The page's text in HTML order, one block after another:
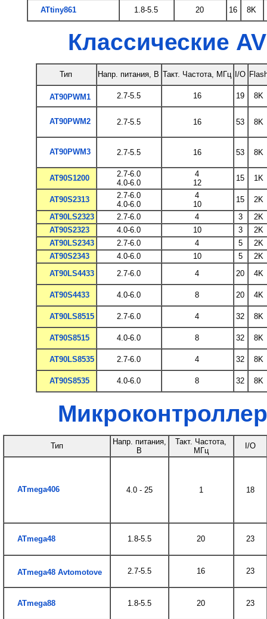
ATtiny861 1.8-5.5 20 16 8K
Классические
Тип Напр. питания, В Такт. Частота, МГц I/O
AT90PWM1 2.7-5.5 16 19 8K
AT90PWM2 2.7-5.5 16 53 8K
AT90PWM3 2.7-5.5 16 53 8K
AT90S1200
2.7-6.0
4.0-6.0
4
12
15 1K
AT90S2313
2.7-6.0
4.0-6.0
4
10
15
2K
AT90LS2323
2.7-6.0 4 3
2K
AT90S2323
4.0-6.0 10 3
2K
AT90LS2343
2.7-6.0 4 5
2K
AT90S2343
4.0-6.0 10 5
2K
AT90LS4433
2.7-6.0 4 20 4K
AT90S4433 4.0-6.0 8 20 4K
AT90LS8515 2.7-6.0 4 32 8K
AT90S8515 4.0-6.0 8 32 8K
AT90LS8535 2.7-6.0 4 32 8K
AT90S8535 4.0-6.0 8 32 8K
Тип
Напр. питания,
В
Такт. Частота,
МГц
I/O
ATmega406 4.0 - 25 1 18
ATmega48 1.8-5.5 20 23
ATmega48 Avtomotove 2.7-5.5 16 23
ATmega88 1.8-5.5 20 23